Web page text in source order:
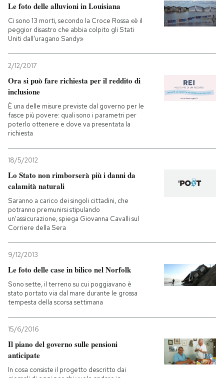
Le foto delle alluvioni in Louisiana
Ci sono 13 morti, secondo la Croce Rossa «è il
peggior disastro che abbia colpito gli Stati
Uniti dall’uragano Sandy»
2/12/2017
Ora si può fare richiesta per il reddito di
inclusione
È una delle misure previste dal governo per le
fasce più povere: quali sono i parametri per
poterlo ottenere e dove va presentata la
richiesta
18/5/2012
Lo Stato non rimborserà più i danni da
calamità naturali
Saranno a carico dei singoli cittadini, che
potranno premunirsi stipulando
un'assicurazione, spiega Giovanna Cavalli sul
Corriere della Sera
9/12/2013
Le foto delle case in bilico nel Norfolk
Sono sette, il terreno su cui poggiavano è
stato portato via dal mare durante le grossa
tempesta della scorsa settimana
15/6/2016
Il piano del governo sulle pensioni
anticipate
In cosa consiste il progetto descritto dai